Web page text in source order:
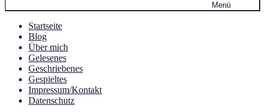
Menü
Startseite
Blog
Über mich
Gelesenes
Geschriebenes
Gespieltes
Impressum/Kontakt
Datenschutz